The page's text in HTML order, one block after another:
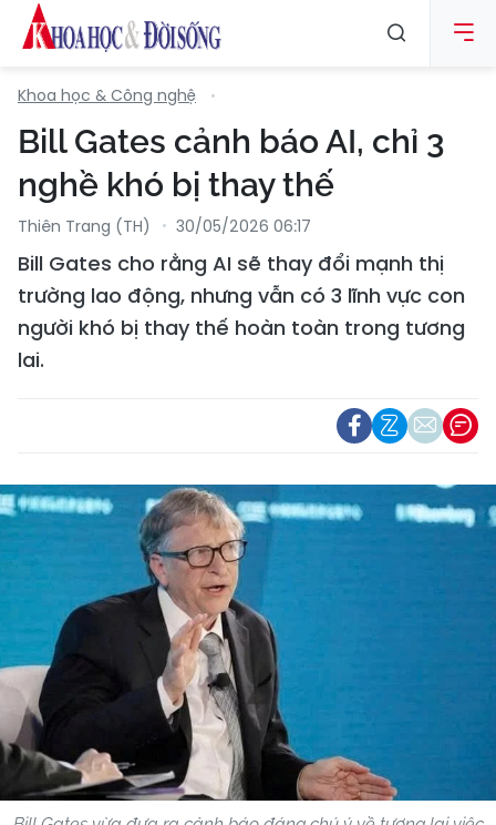
Khoa học & Công nghệ
Bill Gates cảnh báo AI, chỉ 3
nghề khó bị thay thế
Thiên Trang (TH) 30/05/2026 06:17
Bill Gates cho rằng AI sẽ thay đổi mạnh thị
trường lao động, nhưng vẫn có 3 lĩnh vực con
người khó bị thay thế hoàn toàn trong tương
lai.